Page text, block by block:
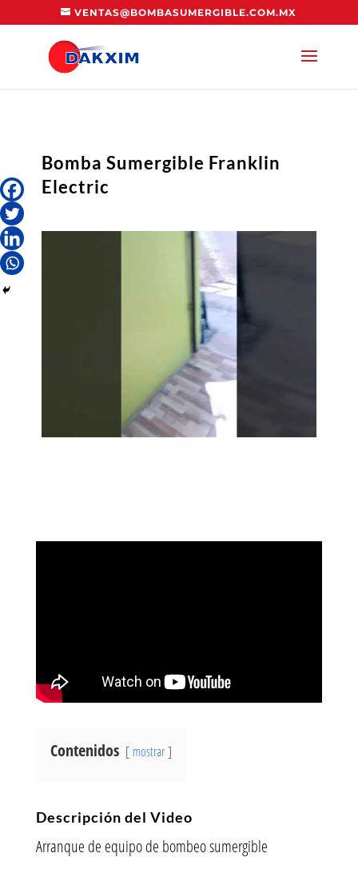
VENTAS@BOMBASUMERGIBLE.COM.MX
Bomba Sumergible Franklin
Electric
Contenidos mostrar
Descripción del Video
Arranque de equipo de bombeo sumergible